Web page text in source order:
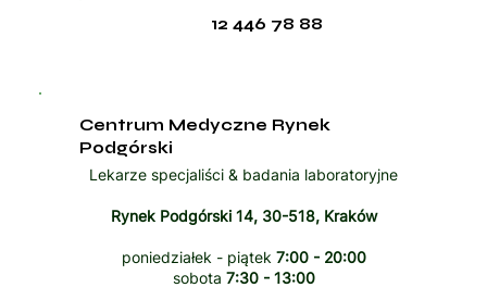
12 446 78 88
Centrum Medyczne Rynek
Podgórski
Lekarze specjaliści & badania laboratoryjne
Rynek Podgórski 14, 30-518, Kraków
poniedziałek - piątek 7:00 - 20:00
sobota 7:30 - 13:00